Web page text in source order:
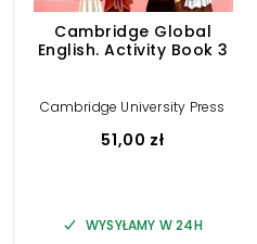
Cambridge Global
English. Activity Book 3
Cambridge University Press
51,00 zł
WYSYŁAMY W 24H